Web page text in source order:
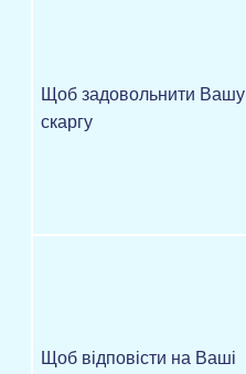
Щоб задовольнити Вашу
скаргу
Щоб відповісти на Ваші